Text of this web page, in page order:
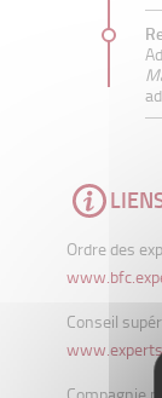
Ordre des
Conseil
Compagnie